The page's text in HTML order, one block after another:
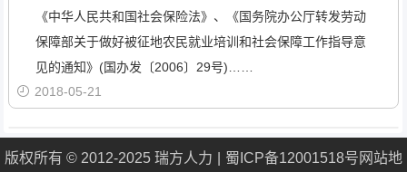
《中华人民共和国社会保险法》、《国务院办公厅转发劳动
保障部关于做好被征地农民就业培训和社会保障工作指导意
见的通知》(国办发〔2006〕29号)……
2018-05-21
版权所有 © 2012-2025 瑞方人力 蜀ICP备12001518号 网站地